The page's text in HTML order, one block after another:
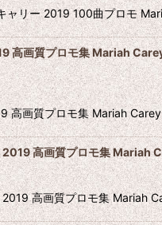
ャリー 2019 100曲プロモ
高画質プロモ集 Mariah
高画質プロモ集 Mariah
2019 高画質プロモ集 Mariah
2019 高画質プロモ集 Mariah